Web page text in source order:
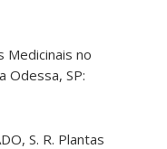
Medicinais no
Odessa, SP:
S. R. Plantas